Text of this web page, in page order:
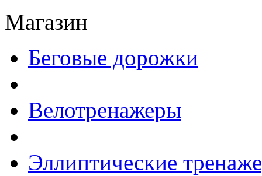
Магазин
Беговые дорожки
Велотренажеры
Эллиптические